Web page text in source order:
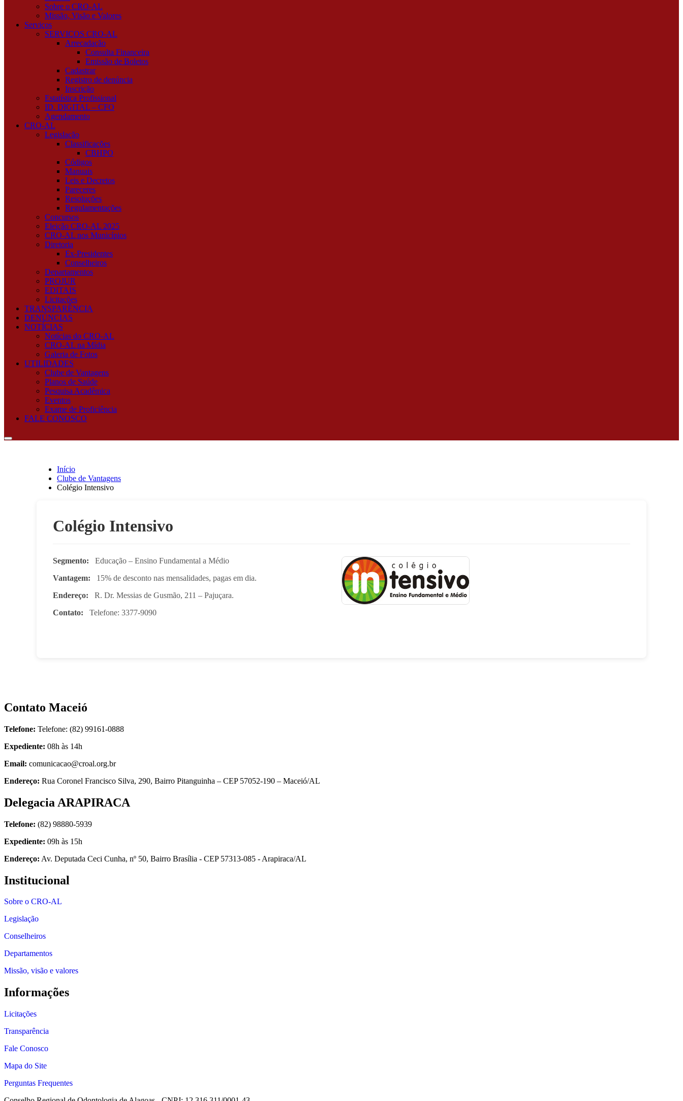
Sobre o CRO-AL
Missão, Visão e Valores
Serviços
SERVIÇOS CRO-AL
Arrecadação
Consulta Financeira
Emissão de Boletos
Cadastrar
Registro de denúncia
Inscrição
Estatística Profissional
ID. DIGITAL – CFO
Agendamento
CRO-AL
Legislação
Classificações
CBHPO
Códigos
Manuais
Leis e Decretos
Pareceres
Resoluções
Regulamentações
Concursos
Eleição CRO-AL 2025
CRO-AL nos Municípios
Diretoria
Ex-Presidentes
Conselheiros
Departamentos
PROJUR
EDITAIS
Licitações
TRANSPARÊNCIA
DENÚNCIAS
NOTÍCIAS
Notícias do CRO-AL
CRO-AL na Mídia
Galeria de Fotos
UTILIDADES
Clube de Vantagens
Planos de Saúde
Pesquisa Acadêmica
Eventos
Exame de Proficiência
FALE CONOSCO
Início
Clube de Vantagens
Colégio Intensivo
Colégio Intensivo
Segmento:
Educação – Ensino Fundamental a Médio
Vantagem:
15% de desconto nas mensalidades, pagas em dia.
Endereço:
R. Dr. Messias de Gusmão, 211 – Pajuçara.
Contato:
Telefone: 3377-9090
Contato Maceió
Telefone: Telefone: (82) 99161-0888
Expediente: 08h às 14h
Email: comunicacao@croal.org.br
Endereço: Rua Coronel Francisco Silva, 290, Bairro Pitanguinha – CEP 57052-190 – Maceió/AL
Delegacia ARAPIRACA
Telefone: (82) 98880-5939
Expediente: 09h às 15h
Endereço: Av. Deputada Ceci Cunha, nº 50, Bairro Brasília - CEP 57313-085 - Arapiraca/AL
Institucional
Sobre o CRO-AL
Legislação
Conselheiros
Departamentos
Missão, visão e valores
Informações
Licitações
Transparência
Fale Conosco
Mapa do Site
Perguntas Frequentes